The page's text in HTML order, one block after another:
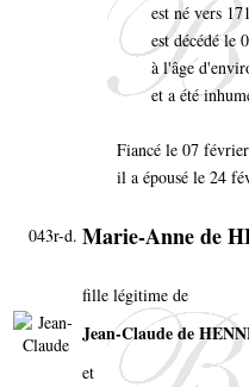
est né vers
est décédé le
à l'âge
et a été
Fiancé le 07
il a épousé le 24
043r-d. Marie-Anne de
fille légitime de
Jean-Claude de
et